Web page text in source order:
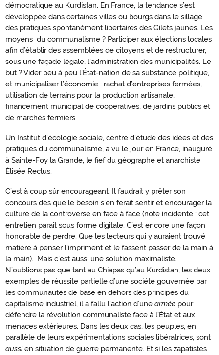
démocratique au Kurdistan. En France, la tendance s’est
développée dans certaines villes ou bourgs dans le sillage
des pratiques spontanément libertaires des Gilets jaunes. Les
moyens du communalisme ? Participer aux élections locales
afin d’établir des assemblées de citoyens et de restructurer,
sous une façade légale, l’administration des municipalités. Le
but ? Vider peu à peu l’État-nation de sa substance politique,
et municipaliser l’économie : rachat d’entreprises fermées,
utilisation de terrains pour la production artisanale,
financement municipal de coopératives, de jardins publics et
de marchés fermiers.
Un Institut d’écologie sociale, centre d’étude des idées et des
pratiques du communalisme, a vu le jour en France, inauguré
à Sainte-Foy la Grande, le fief du géographe et anarchiste
Élisée Reclus.
C’est à coup sûr encourageant. Il faudrait y prêter son
concours dès que le besoin s’en ferait sentir et encourager la
culture de la controverse en face à face (note incidente : cet
entretien paraît sous forme digitale. C’est encore une façon
honorable de perdre. Que les lecteurs qui y auraient trouvé
matière à penser l’impriment et le fassent passer de la main à
la main). Mais c’est aussi une solution maximaliste.
N’oublions pas que tant au Chiapas qu’au Kurdistan, les deux
exemples de réussite partielle d’une société gouvernée par
les communautés de base en dehors des principes du
capitalisme industriel, il a fallu l’action d’une armée pour
défendre la révolution communaliste face à l’État et aux
menaces extérieures. Dans les deux cas, les peuples, en
parallèle de leurs expérimentations sociales libératrices, sont
aussien situation de guerre permanente. Et si les zapatistes